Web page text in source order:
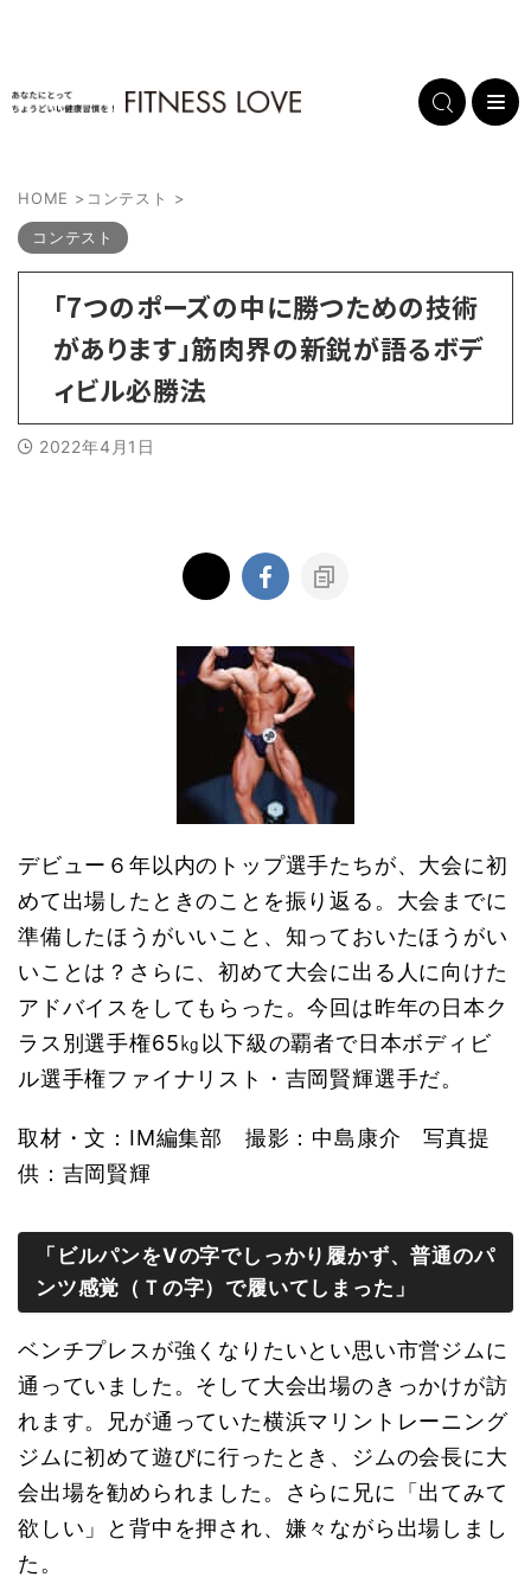
HOME > コンテスト >
コンテスト
「7つのポーズの中に勝つための技術
があります」筋肉界の新鋭が語るボデ
ィビル必勝法
2022年4月1日
デビュー６年以内のトップ選手たちが、大会に初
めて出場したときのことを振り返る。大会までに
準備したほうがいいこと、知っておいたほうがい
いことは？さらに、初めて大会に出る人に向けた
アドバイスをしてもらった。今回は昨年の日本ク
ラス別選手権65㎏以下級の覇者で日本ボディビ
ル選手権ファイナリスト・吉岡賢輝選手だ。
取材・文：IM編集部 撮影：中島康介 写真提
供：吉岡賢輝
「ビルパンをⅤの字でしっかり履かず、普通のパ
ンツ感覚（Ｔの字）で履いてしまった」
ベンチプレスが強くなりたいとい思い市営ジムに
通っていました。そして大会出場のきっかけが訪
れます。兄が通っていた横浜マリントレーニング
ジムに初めて遊びに行ったとき、ジムの会長に大
会出場を勧められました。さらに兄に「出てみて
欲しい」と背中を押され、嫌々ながら出場しまし
た。